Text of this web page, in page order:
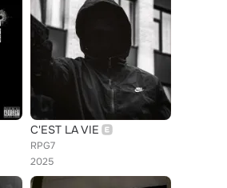
C'EST LA VIE
RPG7
2025